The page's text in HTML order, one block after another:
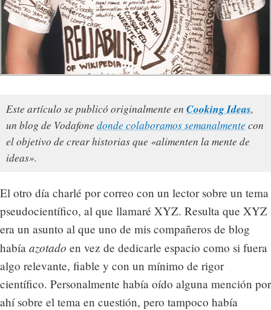
Este artículo se publicó originalmente en Cooking Ideas,
un blog de Vodafone donde colaboramos semanalmente con
el objetivo de crear historias que «alimenten la mente de
ideas».
El otro día charlé por correo con un lector sobre un tema
pseudocientífico, al que llamaré XYZ. Resulta que XYZ
era un asunto al que uno de mis compañeros de blog
había azotado en vez de dedicarle espacio como si fuera
algo relevante, fiable y con un mínimo de rigor
científico. Personalmente había oído alguna mención por
ahí sobre el tema en cuestión, pero tampoco había